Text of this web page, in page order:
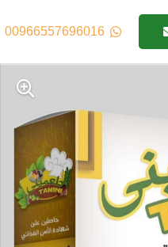
00966557696016